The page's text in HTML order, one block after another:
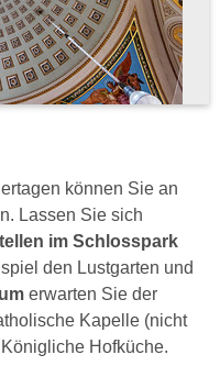
können Sie an
Lassen Sie sich
im Schlosspark
den Lustgarten und
erwarten Sie der
Kapelle (nicht
Hofküche.